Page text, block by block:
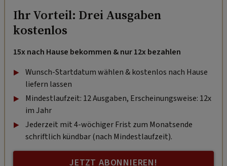
Ihr Vorteil: Drei Ausgaben
kostenlos
15x nach Hause bekommen & nur 12x bezahlen
Wunsch-Startdatum wählen & kostenlos nach Hause
liefern lassen
Mindestlaufzeit: 12 Ausgaben, Erscheinungsweise: 12x
im Jahr
Jederzeit mit 4-wöchiger Frist zum Monatsende
schriftlich kündbar (nach Mindestlaufzeit).
JETZT ABONNIEREN!